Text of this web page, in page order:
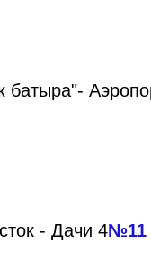
батыра"-
- Дачи 4№11